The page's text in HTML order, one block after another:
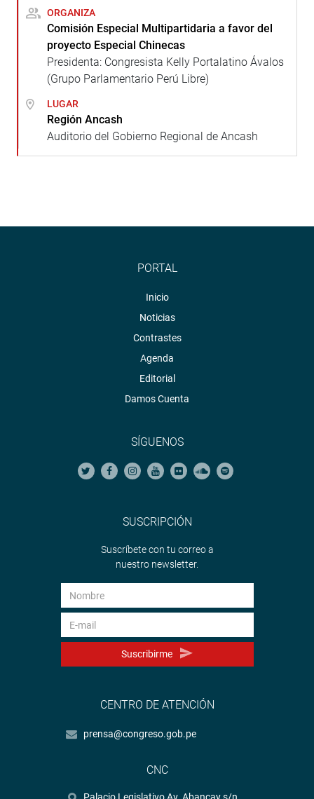
ORGANIZA
Comisión Especial Multipartidaria a favor del
proyecto Especial Chinecas
Presidenta: Congresista Kelly Portalatino Ávalos
(Grupo Parlamentario Perú Libre)
LUGAR
Región Ancash
Auditorio del Gobierno Regional de Ancash
PORTAL
Inicio
Noticias
Contrastes
Agenda
Editorial
Damos Cuenta
SÍGUENOS
SUSCRIPCIÓN
Suscríbete con tu correo a
nuestro newsletter.
Suscribirme
CENTRO DE ATENCIÓN
prensa@congreso.gob.pe
CNC